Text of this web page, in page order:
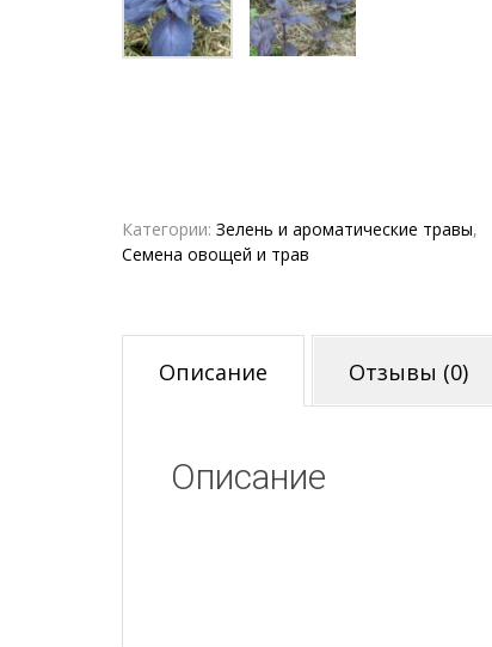
Категории: Зелень и ароматические травы,
Семена овощей и трав
Описание Отзывы (0)
Описание